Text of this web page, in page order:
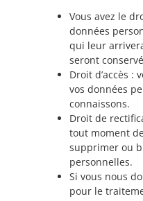
Vous avez le
données
qui leur
seront
Droit d’accès :
vos données
connaissons.
Droit de
tout moment
supprimer ou
personnelles.
Si vous nous
pour le